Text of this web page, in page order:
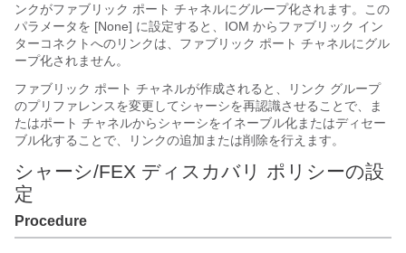
ンクがファブリック ポート チャネルにグループ化されます。この
パラメータを [None] に設定すると、IOM からファブリック イン
ターコネクトへのリンクは、ファブリック ポート チャネルにグル
ープ化されません。
ファブリック ポート チャネルが作成されると、リンク グループ
のプリファレンスを変更してシャーシを再認識させることで、ま
たはポート チャネルからシャーシをイネーブル化またはディセー
ブル化することで、リンクの追加または削除を行えます。
シャーシ/FEX ディスカバリ ポリシーの設
定
Procedure